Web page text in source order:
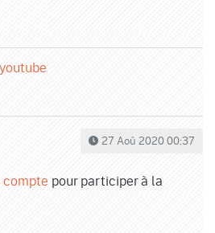
27 Aoû 2020 00:37
compte pour participer à la